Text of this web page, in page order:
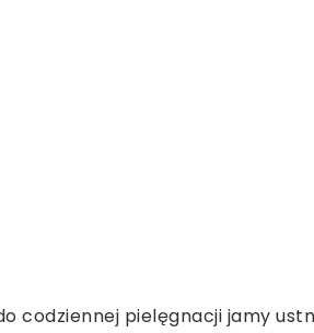
pielęgnacji jamy